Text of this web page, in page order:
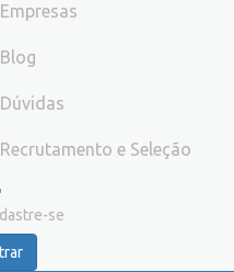
Empresas
Blog
Dúvidas
Recrutamento e Seleção
se